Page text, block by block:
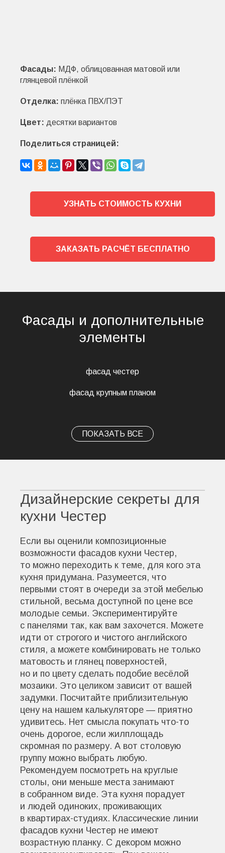
Фасады: МДФ, облицованная матовой или
глянцевой плёнкой
Отделка: плёнка ПВХ/ПЭТ
Цвет: десятки вариантов
Поделиться страницей:
УЗНАТЬ СТОИМОСТЬ КУХНИ
ЗАКАЗАТЬ РАСЧЁТ БЕСПЛАТНО
Фасады и дополнительные
элементы
фасад честер
фасад крупным планом
ПОКАЗАТЬ ВСЕ
Дизайнерские секреты для
кухни Честер
Если вы оценили композиционные
возможности фасадов кухни Честер,
то можно переходить к теме, для кого эта
кухня придумана. Разумеется, что
первыми стоят в очереди за этой мебелью
стильной, весьма доступной по цене все
молодые семьи. Экспериментируйте
с панелями так, как вам захочется. Можете
идти от строгого и чистого английского
стиля, а можете комбинировать не только
матовость и глянец поверхностей,
но и по цвету сделать подобие весёлой
мозаики. Это целиком зависит от вашей
задумки. Посчитайте приблизительную
цену на нашем калькуляторе — приятно
удивитесь. Нет смысла покупать что-то
очень дорогое, если жилплощадь
скромная по размеру. А вот столовую
группу можно выбрать любую.
Рекомендуем посмотреть на круглые
столы, они меньше места занимают
в собранном виде. Эта кухня порадует
и людей одиноких, проживающих
в квартирах-студиях. Классические линии
фасадов кухни Честер не имеют
возрастную планку. С декором можно